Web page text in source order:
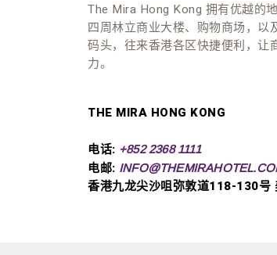
The Mira Hong Kong 拥有优越的
四周林立商业大楼、购物商场，以
码头，往来香港各区快捷便利，让
力。
THE MIRA HONG KONG
电话: +852 2368 1111
电邮:
香港九龙尖沙咀弥敦道118-130号